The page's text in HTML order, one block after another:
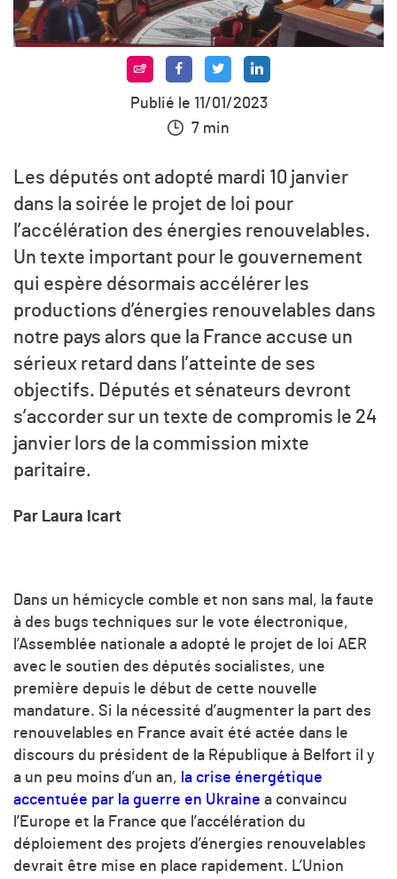
Publié le 11/01/2023
7 min
Les députés ont adopté mardi 10 janvier
dans la soirée le projet de loi pour
l’accélération des énergies renouvelables.
Un texte important pour le gouvernement
qui espère désormais accélérer les
productions d’énergies renouvelables dans
notre pays alors que la France accuse un
sérieux retard dans l’atteinte de ses
objectifs. Députés et sénateurs devront
s’accorder sur un texte de compromis le 24
janvier lors de la commission mixte
paritaire.
Par Laura Icart
Dans un hémicycle comble et non sans mal, la faute
à des bugs techniques sur le vote électronique,
l’Assemblée nationale a adopté le projet de loi AER
avec le soutien des députés socialistes, une
première depuis le début de cette nouvelle
mandature. Si la nécessité d’augmenter la part des
renouvelables en France avait été actée dans le
discours du président de la République à Belfort il y
a un peu moins d’un an, la crise énergétique
accentuée par la guerre en Ukraine a convaincu
l’Europe et la France que l’accélération du
déploiement des projets d’énergies renouvelables
devrait être mise en place rapidement. L’Union